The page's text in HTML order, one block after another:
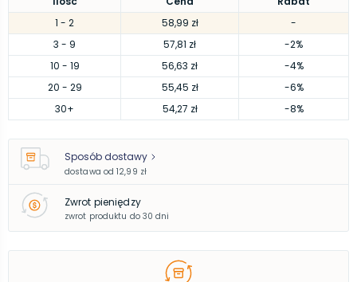
1 - 2 58,99 zł
-
3 - 9 57,81 zł
-2%
10 - 19 56,63 zł
-4%
20 - 29 55,45 zł
-6%
30+ 54,27 zł -8%
Sposób dostawy
dostawa od 12,99 zł
Zwrot pieniędzy
zwrot produktu do 30 dni